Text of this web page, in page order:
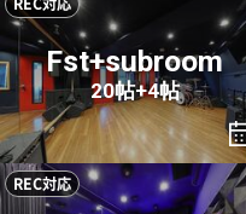
Fst+subroom
20帖+4帖
REC対応